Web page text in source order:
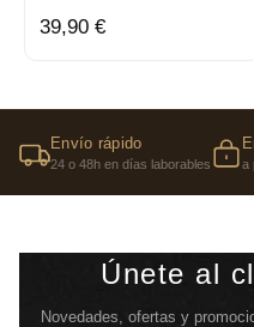
39,90 €
Envío rápido
24 o 48h en días laborables a
Únete al
Novedades, ofertas y